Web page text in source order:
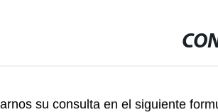
su consulta en el siguiente